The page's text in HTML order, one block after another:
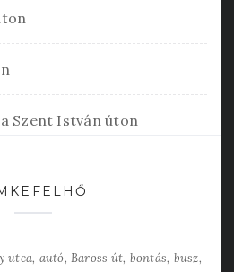
Szent István úton
utca autó Baross út bontás busz